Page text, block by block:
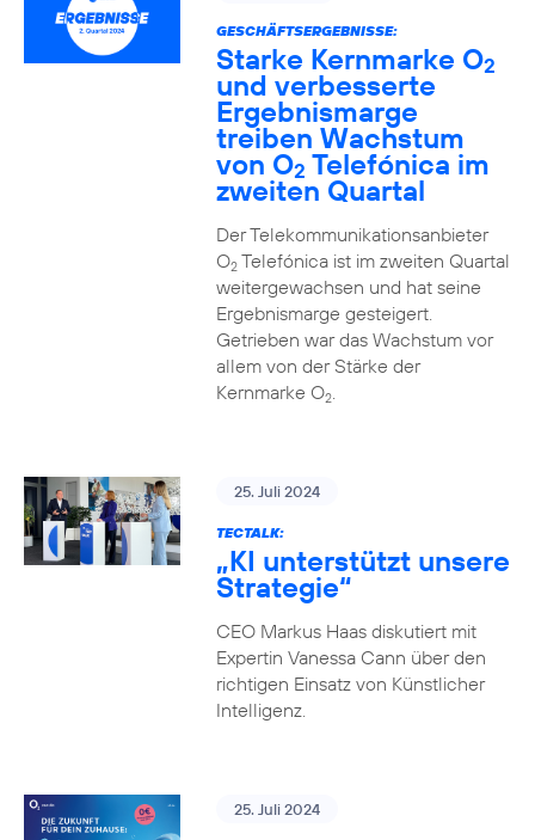
GESCHÄFTSERGEBNISSE:
Starke Kernmarke O2
und verbesserte
Ergebnismarge
treiben Wachstum
von O2 Telefónica im
zweiten Quartal
Der Telekommunikationsanbieter
O2Telefónica ist im zweiten Quartal
weitergewachsen und hat seine
Ergebnismarge gesteigert.
Getrieben war das Wachstum vor
allem von der Stärke der
Kernmarke O2.
25. Juli 2024
TECTALK:
„KI unterstützt unsere
Strategie“
CEO Markus Haas diskutiert mit
Expertin Vanessa Cann über den
richtigen Einsatz von Künstlicher
Intelligenz.
25. Juli 2024